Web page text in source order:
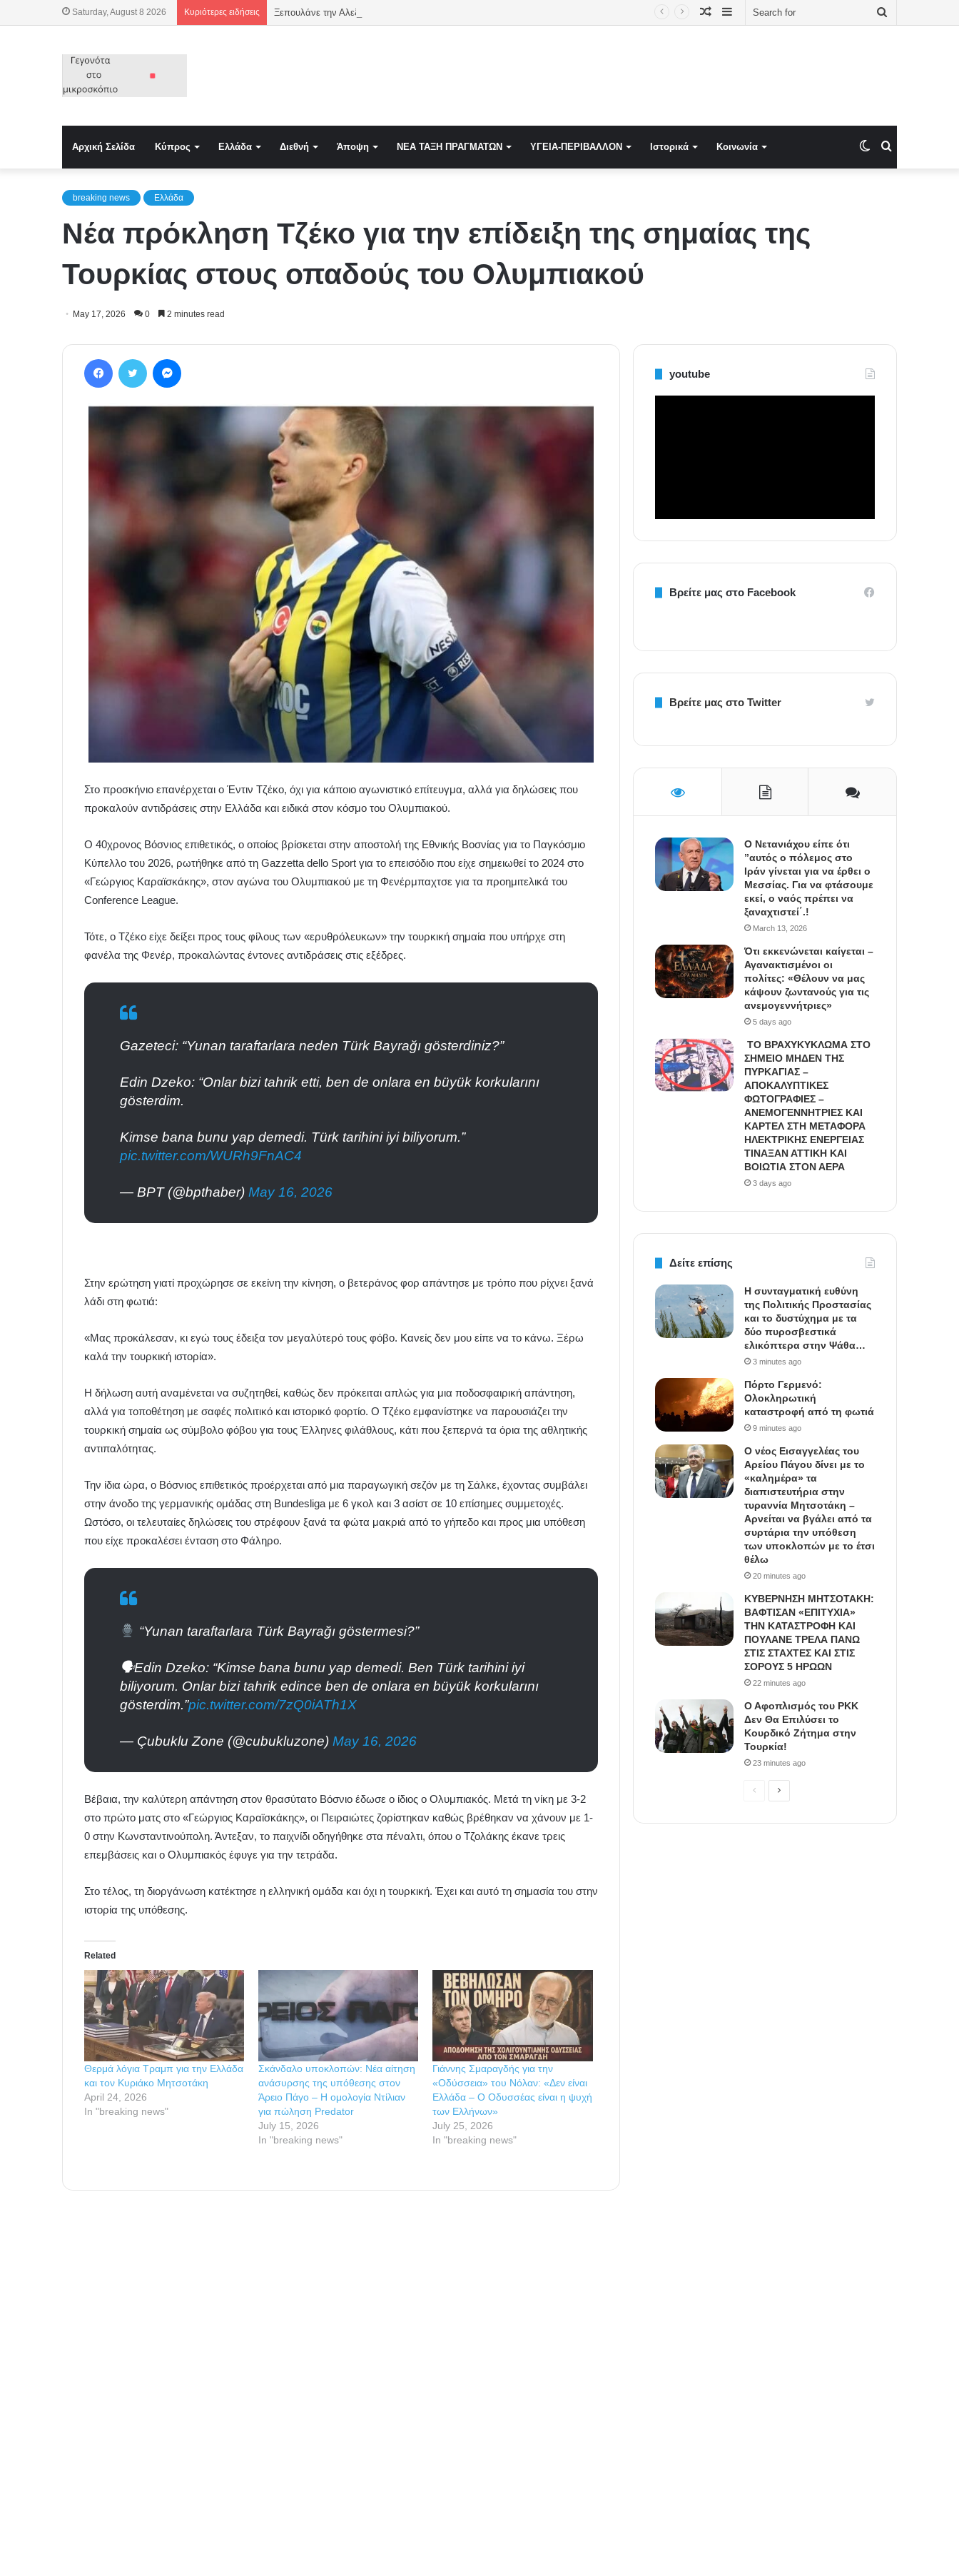
Saturday, August 8 2026 Κυριότερες ειδήσεις Ξεπουλάνε την Αλεξανδρούπολη! Οι Τούρκοι αγοράζουν παντού στη Βόρειο Ελλάδα Sidebar
Random
Αρχική Σελίδα Κύπρος Ελλάδα Διεθνή Άποψη NEA TAΞΗ ΠΡΑΓΜΑΤΩΝ ΥΓΕΙΑ-ΠΕΡΙΒΑΛΛΟΝ Ιστορικά Κοινωνία Switch
breaking news Ελλάδα
Νέα πρόκληση Τζέκο για την επίδειξη της σημαίας της
Τουρκίας στους οπαδούς του Ολυμπιακού
May 17, 2026 0 2 minutes read
Στο προσκήνιο επανέρχεται ο Έντιν Τζέκο, όχι για κάποιο αγωνιστικό επίτευγμα, αλλά για δηλώσεις που
προκαλούν αντιδράσεις στην Ελλάδα και ειδικά στον κόσμο του Ολυμπιακού.
Ο 40χρονος Βόσνιος επιθετικός, ο οποίος βρίσκεται στην αποστολή της Εθνικής Βοσνίας για το Παγκόσμιο
Κύπελλο του 2026, ρωτήθηκε από τη Gazzetta dello Sport για το επεισόδιο που είχε σημειωθεί το 2024 στο
«Γεώργιος Καραϊσκάκης», στον αγώνα του Ολυμπιακού με τη Φενέρμπαχτσε για τα προημιτελικά του
Conference League.
Τότε, ο Τζέκο είχε δείξει προς τους φίλους των «ερυθρόλευκων» την τουρκική σημαία που υπήρχε στη
φανέλα της Φενέρ, προκαλώντας έντονες αντιδράσεις στις εξέδρες.
Gazeteci: “Yunan taraftarlara neden Türk Bayrağı gösterdiniz?”
Edin Dzeko: “Onlar bizi tahrik etti, ben de onlara en büyük korkularını
gösterdim.
Kimse bana bunu yap demedi. Türk tarihini iyi biliyorum.”
pic.twitter.com/WURh9FnAC4
— BPT (@bpthaber) May 16, 2026
Στην ερώτηση γιατί προχώρησε σε εκείνη την κίνηση, ο βετεράνος φορ απάντησε με τρόπο που ρίχνει ξανά
λάδι στη φωτιά:
«Μας προκάλεσαν, κι εγώ τους έδειξα τον μεγαλύτερό τους φόβο. Κανείς δεν μου είπε να το κάνω. Ξέρω
καλά την τουρκική ιστορία».
Η δήλωση αυτή αναμένεται να συζητηθεί, καθώς δεν πρόκειται απλώς για μια ποδοσφαιρική απάντηση,
αλλά για τοποθέτηση με σαφές πολιτικό και ιστορικό φορτίο. Ο Τζέκο εμφανίστηκε να παρουσιάζει την
τουρκική σημαία ως σύμβολο φόβου για τους Έλληνες φιλάθλους, κάτι που ξεπερνά τα όρια της αθλητικής
αντιπαλότητας.
Την ίδια ώρα, ο Βόσνιος επιθετικός προέρχεται από μια παραγωγική σεζόν με τη Σάλκε, έχοντας συμβάλει
στην άνοδο της γερμανικής ομάδας στη Bundesliga με 6 γκολ και 3 ασίστ σε 10 επίσημες συμμετοχές.
Ωστόσο, οι τελευταίες δηλώσεις του στρέφουν ξανά τα φώτα μακριά από το γήπεδο και προς μια υπόθεση
που είχε προκαλέσει ένταση στο Φάληρο.
“Yunan taraftarlara Türk Bayrağı göstermesi?”
🗣Edin Dzeko: “Kimse bana bunu yap demedi. Ben Türk tarihini iyi
biliyorum. Onlar bizi tahrik edince ben de onlara en büyük korkularını
gösterdim.”pic.twitter.com/7zQ0iATh1X
— Çubuklu Zone (@cubukluzone) May 16, 2026
Βέβαια, την καλύτερη απάντηση στον θρασύτατο Βόσνιο έδωσε ο ίδιος ο Ολυμπιακός. Μετά τη νίκη με 3-2
στο πρώτο ματς στο «Γεώργιος Καραϊσκάκης», οι Πειραιώτες ζορίστηκαν καθώς βρέθηκαν να χάνουν με 1-
0 στην Κωνσταντινούπολη. Άντεξαν, το παιχνίδι οδηγήθηκε στα πέναλτι, όπου ο Τζολάκης έκανε τρεις
επεμβάσεις και ο Ολυμπιακός έφυγε για την τετράδα.
Στο τέλος, τη διοργάνωση κατέκτησε η ελληνική ομάδα και όχι η τουρκική. Έχει και αυτό τη σημασία του στην
ιστορία της υπόθεσης.
Related
Θερμά λόγια Τραμπ για την Ελλάδα
και τον Κυριάκο Μητσοτάκη
April 24, 2026
In "breaking news"
Σκάνδαλο υποκλοπών: Νέα αίτηση
ανάσυρσης της υπόθεσης στον
Άρειο Πάγο – Η ομολογία Ντίλιαν
για πώληση Predator
July 15, 2026
In "breaking news"
Γιάννης Σμαραγδής για την
«Οδύσσεια» του Νόλαν: «Δεν είναι
Ελλάδα – Ο Οδυσσέας είναι η ψυχή
των Ελλήνων»
July 25, 2026
In "breaking news"
youtube
Βρείτε μας στο Facebook
Βρείτε μας στο Twitter
Ο Νετανιάχου είπε ότι
”αυτός ο πόλεμος στο
Ιράν γίνεται για να έρθει ο
Μεσσίας. Για να φτάσουμε
εκεί, ο ναός πρέπει να
ξαναχτιστεί΄.!
March 13, 2026
Ότι εκκενώνεται καίγεται –
Αγανακτισμένοι οι
πολίτες: «Θέλουν να μας
κάψουν ζωντανούς για τις
ανεμογεννήτριες»
5 days ago
ΤΟ ΒΡΑΧΥΚΥΚΛΩΜΑ ΣΤΟ
ΣΗΜΕΙΟ ΜΗΔΕΝ ΤΗΣ
ΠΥΡΚΑΓΙΑΣ –
ΑΠΟΚΑΛΥΠΤΙΚΕΣ
ΦΩΤΟΓΡΑΦΙΕΣ –
ΑΝΕΜΟΓΕΝΝΗΤΡΙΕΣ ΚΑΙ
ΚΑΡΤΕΛ ΣΤΗ ΜΕΤΑΦΟΡΑ
ΗΛΕΚΤΡΙΚΗΣ ΕΝΕΡΓΕΙΑΣ
ΤΙΝΑΞΑΝ ΑΤΤΙΚΗ ΚΑΙ
ΒΟΙΩΤΙΑ ΣΤΟΝ ΑΕΡΑ
3 days ago
Δείτε επίσης
Η συνταγματική ευθύνη
της Πολιτικής Προστασίας
και το δυστύχημα με τα
δύο πυροσβεστικά
ελικόπτερα στην Ψάθα…
3 minutes ago
Πόρτο Γερμενό:
Ολοκληρωτική
καταστροφή από τη φωτιά
9 minutes ago
Ο νέος Εισαγγελέας του
Αρείου Πάγου δίνει με το
«καλημέρα» τα
διαπιστευτήρια στην
τυραννία Μητσοτάκη –
Αρνείται να βγάλει από τα
συρτάρια την υπόθεση
των υποκλοπών με το έτσι
θέλω
20 minutes ago
ΚΥΒΕΡΝΗΣΗ ΜΗΤΣΟΤΑΚΗ:
ΒΑΦΤΙΣΑΝ «ΕΠΙΤΥΧΙΑ»
ΤΗΝ ΚΑΤΑΣΤΡΟΦΗ ΚΑΙ
ΠΟΥΛΑΝΕ ΤΡΕΛΑ ΠΑΝΩ
ΣΤΙΣ ΣΤΑΧΤΕΣ ΚΑΙ ΣΤΙΣ
ΣΟΡΟΥΣ 5 ΗΡΩΩΝ
22 minutes ago
Ο Αφοπλισμός του PKK
Δεν Θα Επιλύσει το
Κουρδικό Ζήτημα στην
Τουρκία!
23 minutes ago